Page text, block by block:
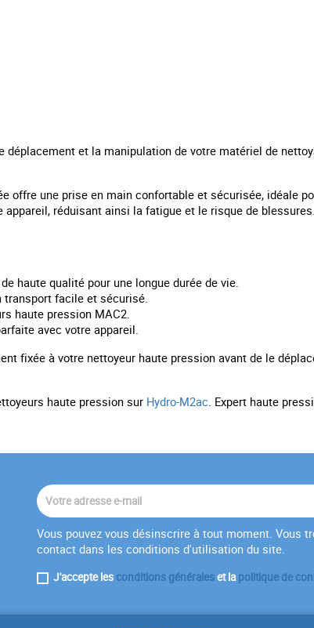
déplacement et la manipulation de votre matériel de
offre une prise en main confortable et sécurisée, idéale
réduisant ainsi la fatigue et le risque de
haute qualité pour une longue durée de vie.
transport facile et sécurisé.
haute pression MAC2.
avec votre appareil.
fixée à votre nettoyeur haute pression avant de le
haute pression sur Hydro-M2ac. Expert haute
Vous pouvez vous désinscrire à tout moment. Vous
contact dans les conditions d'utilisation du site.
J'accepte les conditions généraleset lapolitique de